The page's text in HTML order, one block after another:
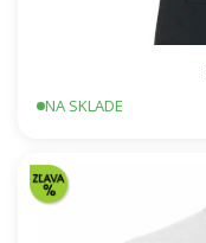
NA SKLADE